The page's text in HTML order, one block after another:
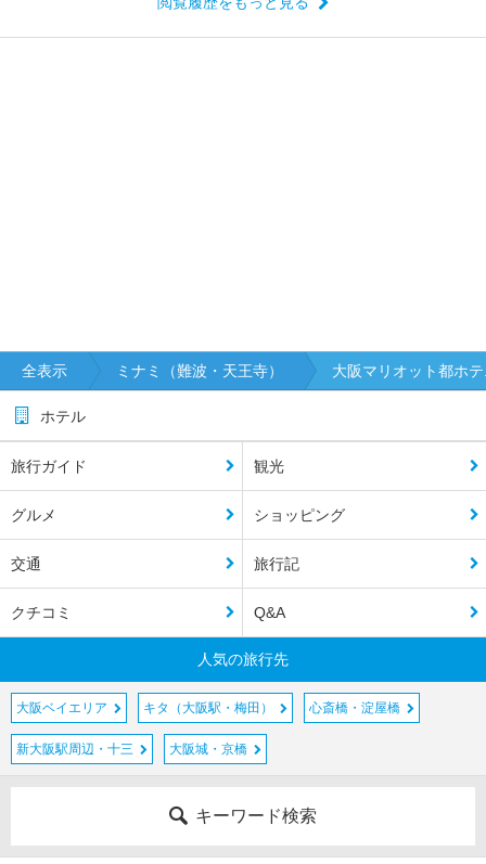
全表示 ミナミ（難波・天王寺） 大阪マリオット都ホ
ホテル
旅行ガイド 観光
グルメ ショッピング
交通 旅行記
クチコミ Q&A
人気の旅行先
大阪ベイエリア キタ（大阪駅・梅田） 心斎橋・淀屋橋
新大阪駅周辺・十三 大阪城・京橋
キーワード検索